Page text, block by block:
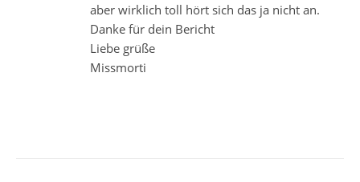
aber wirklich toll hört sich das ja nicht an.
Danke für dein Bericht
Liebe grüße
Missmorti